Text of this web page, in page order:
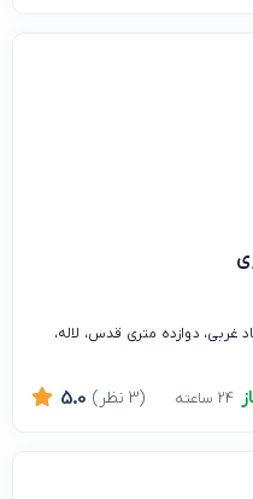
غربی، دوازده متری قدس، لاله،
5.0 (3 نظر)